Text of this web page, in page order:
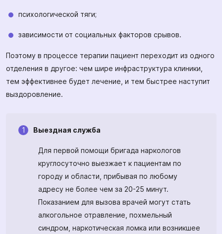
психологической тяги;
зависимости от социальных факторов срывов.
Поэтому в процессе терапии пациент переходит из одного
отделения в другое: чем шире инфраструктура клиники,
тем эффективнее будет лечение, и тем быстрее наступит
выздоровление.
Выездная служба
Для первой помощи бригада наркологов
круглосуточно выезжает к пациентам по
городу и области, прибывая по любому
адресу не более чем за 20-25 минут.
Показанием для вызова врачей могут стать
алкогольное отравление, похмельный
синдром, наркотическая ломка или возникшее